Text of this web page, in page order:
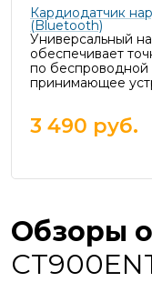
Кардиодатчик
(Bluetooth)
Универсальный
обеспечивает
по беспроводной
принимающее
3 490 руб.
Обзоры о